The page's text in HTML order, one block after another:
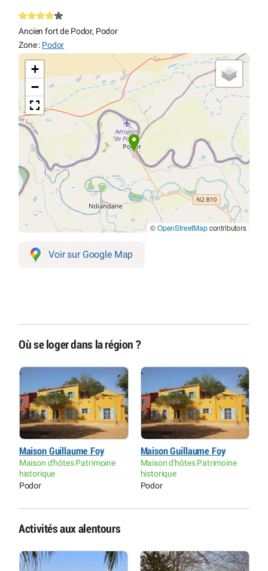
Ancien fort de Podor, Podor
Zone : Podor
+
−
©OpenStreetMapcontributors
Voir sur Google Map
Où se loger dans la région ?
Maison Guillaume Foy
Maison d'hôtes Patrimoine
historique
Podor
Maison Guillaume Foy
Maison d'hôtes Patrimoine
historique
Podor
Activités aux alentours